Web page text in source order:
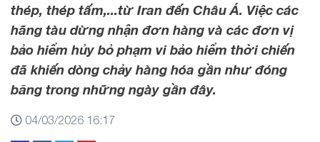
thép, thép tấm,...từ Iran đến Châu Á. Việc các
hãng tàu dừng nhận đơn hàng và các đơn vị
bảo hiểm hủy bỏ phạm vi bảo hiểm thời chiến
đã khiến dòng chảy hàng hóa gần như đóng
băng trong những ngày gần đây.
04/03/2026 16:17